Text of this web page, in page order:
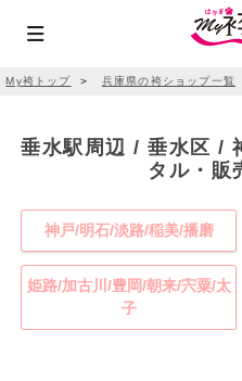
My袴トップ ＞ 兵庫県の袴ショップ一覧
垂水駅周辺 / 垂水区 /
タル・販
神戸/明石/淡路/稲美/播磨
姫路/加古川/豊岡/朝来/宍粟/太
子